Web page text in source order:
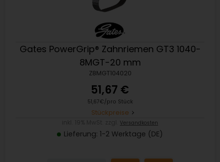
Gates PowerGrip® Zahnriemen GT3 1040-
8MGT-20 mm
Z8MGT104020
51,67 €
51,67€/pro Stück
Stückpreise
Versandkosten
Lieferung: 1-2 Werktage (DE)